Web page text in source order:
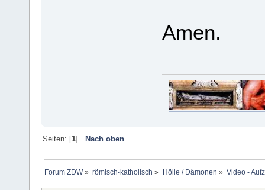
Amen.
Seiten: [1] Nach oben
Forum ZDW» römisch-katholisch » Hölle / Dämonen » Video -